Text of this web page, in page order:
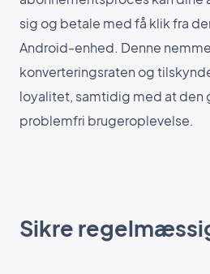
sig og betale med få klik fra
Android-enhed. Denne
konverteringsraten og
loyalitet, samtidig med at den
problemfri brugeroplevelse.
Sikre